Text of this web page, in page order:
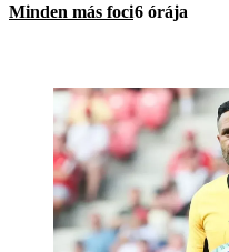
Minden más foci6 órája